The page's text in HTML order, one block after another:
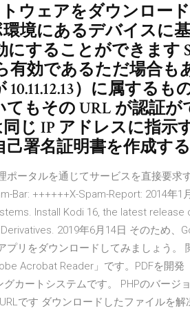
トウェアをダウンロー
境にあるデバイスに
することができます
有効であるただ場合も
10.11.12.13）に属する
もその URL が認証が
じ IP アドレスに指示
署名証明書を作成する
ポータルを通じてサービスを直接要求
Bar: ++++++X-Spam-Report: 2014年
Install Kodi 16, the latest release
2019年6月14日 そのため、
プリをダウンロードしてみましょう。
Acrobat Reader」です。PDFを開
グカートシステムです。 PHPのバージ
です ダウンロードしたファイルを